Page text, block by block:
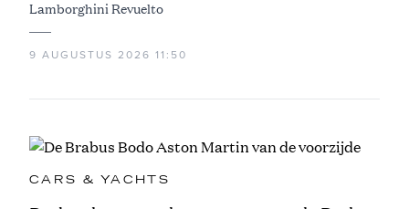
Lamborghini Revuelto
9 AUGUSTUS 2026 11:50
CARS & YACHTS